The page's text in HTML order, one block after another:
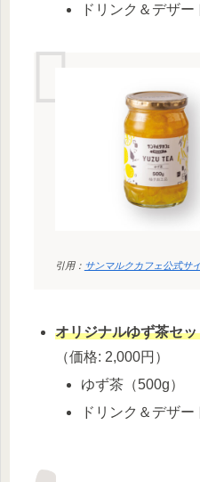
ドリンク＆デザー
引用： サンマルクカフェ公式サ
オリジナルゆず茶セッ
（価格: 2,000円）
ゆず茶（500g）
ドリンク＆デザー